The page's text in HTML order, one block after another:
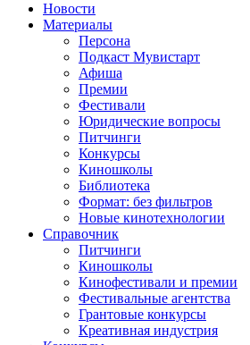
Новости
Материалы
Персона
Подкаст Мувистарт
Афиша
Премии
Фестивали
Юридические вопросы
Питчинги
Конкурсы
Киношколы
Библиотека
Формат: без фильтров
Новые кинотехнологии
Справочник
Питчинги
Киношколы
Кинофестивали и премии
Фестивальные агентства
Грантовые конкурсы
Креативная индустрия